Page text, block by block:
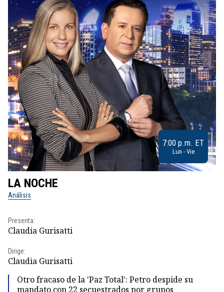
7:00 p.m. ET
Lun - Vie
LA NOCHE
Análisis
Presenta:
Claudia Gurisatti
Dirige:
Claudia Gurisatti
Otro fracaso de la 'Paz Total': Petro despide su
mandato con 22 secuestrados por grupos